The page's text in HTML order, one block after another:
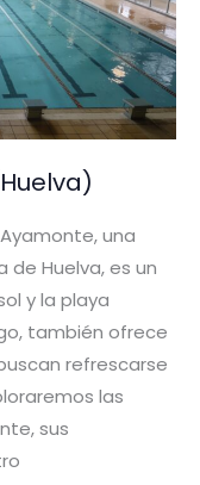
una
de Huelva, es un
y la playa
también ofrece
refrescarse
las
sus